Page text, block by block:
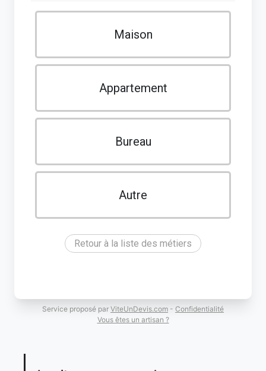
Maison
Appartement
Bureau
Autre
Retour à la liste des métiers
Service proposé par ViteUnDevis.com - Confidentialité
Vous êtes un artisan ?